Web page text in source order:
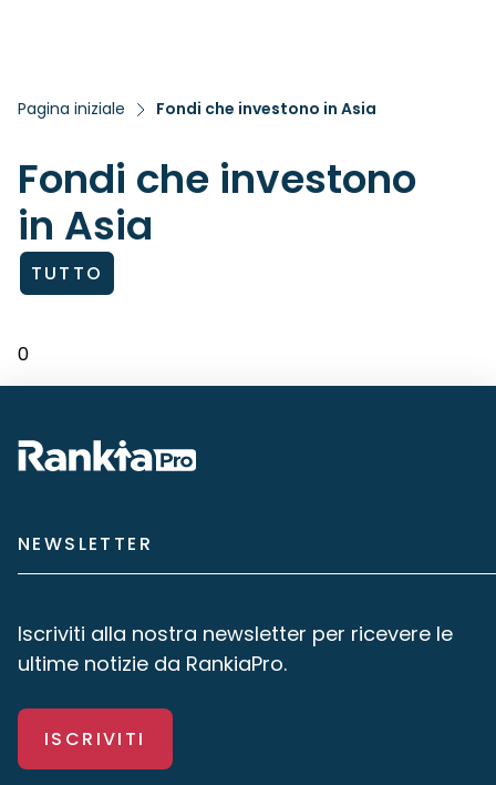
Pagina iniziale Fondi che investono in Asia
Fondi che investono
in Asia
TUTTO
0
NEWSLETTER
Iscriviti alla nostra newsletter per ricevere le
ultime notizie da RankiaPro.
ISCRIVITI